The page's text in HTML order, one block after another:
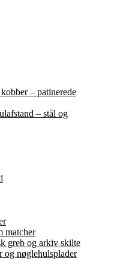
– patinerede
– stål og
matcher
greb og arkiv skilte
og nøglehulsplader